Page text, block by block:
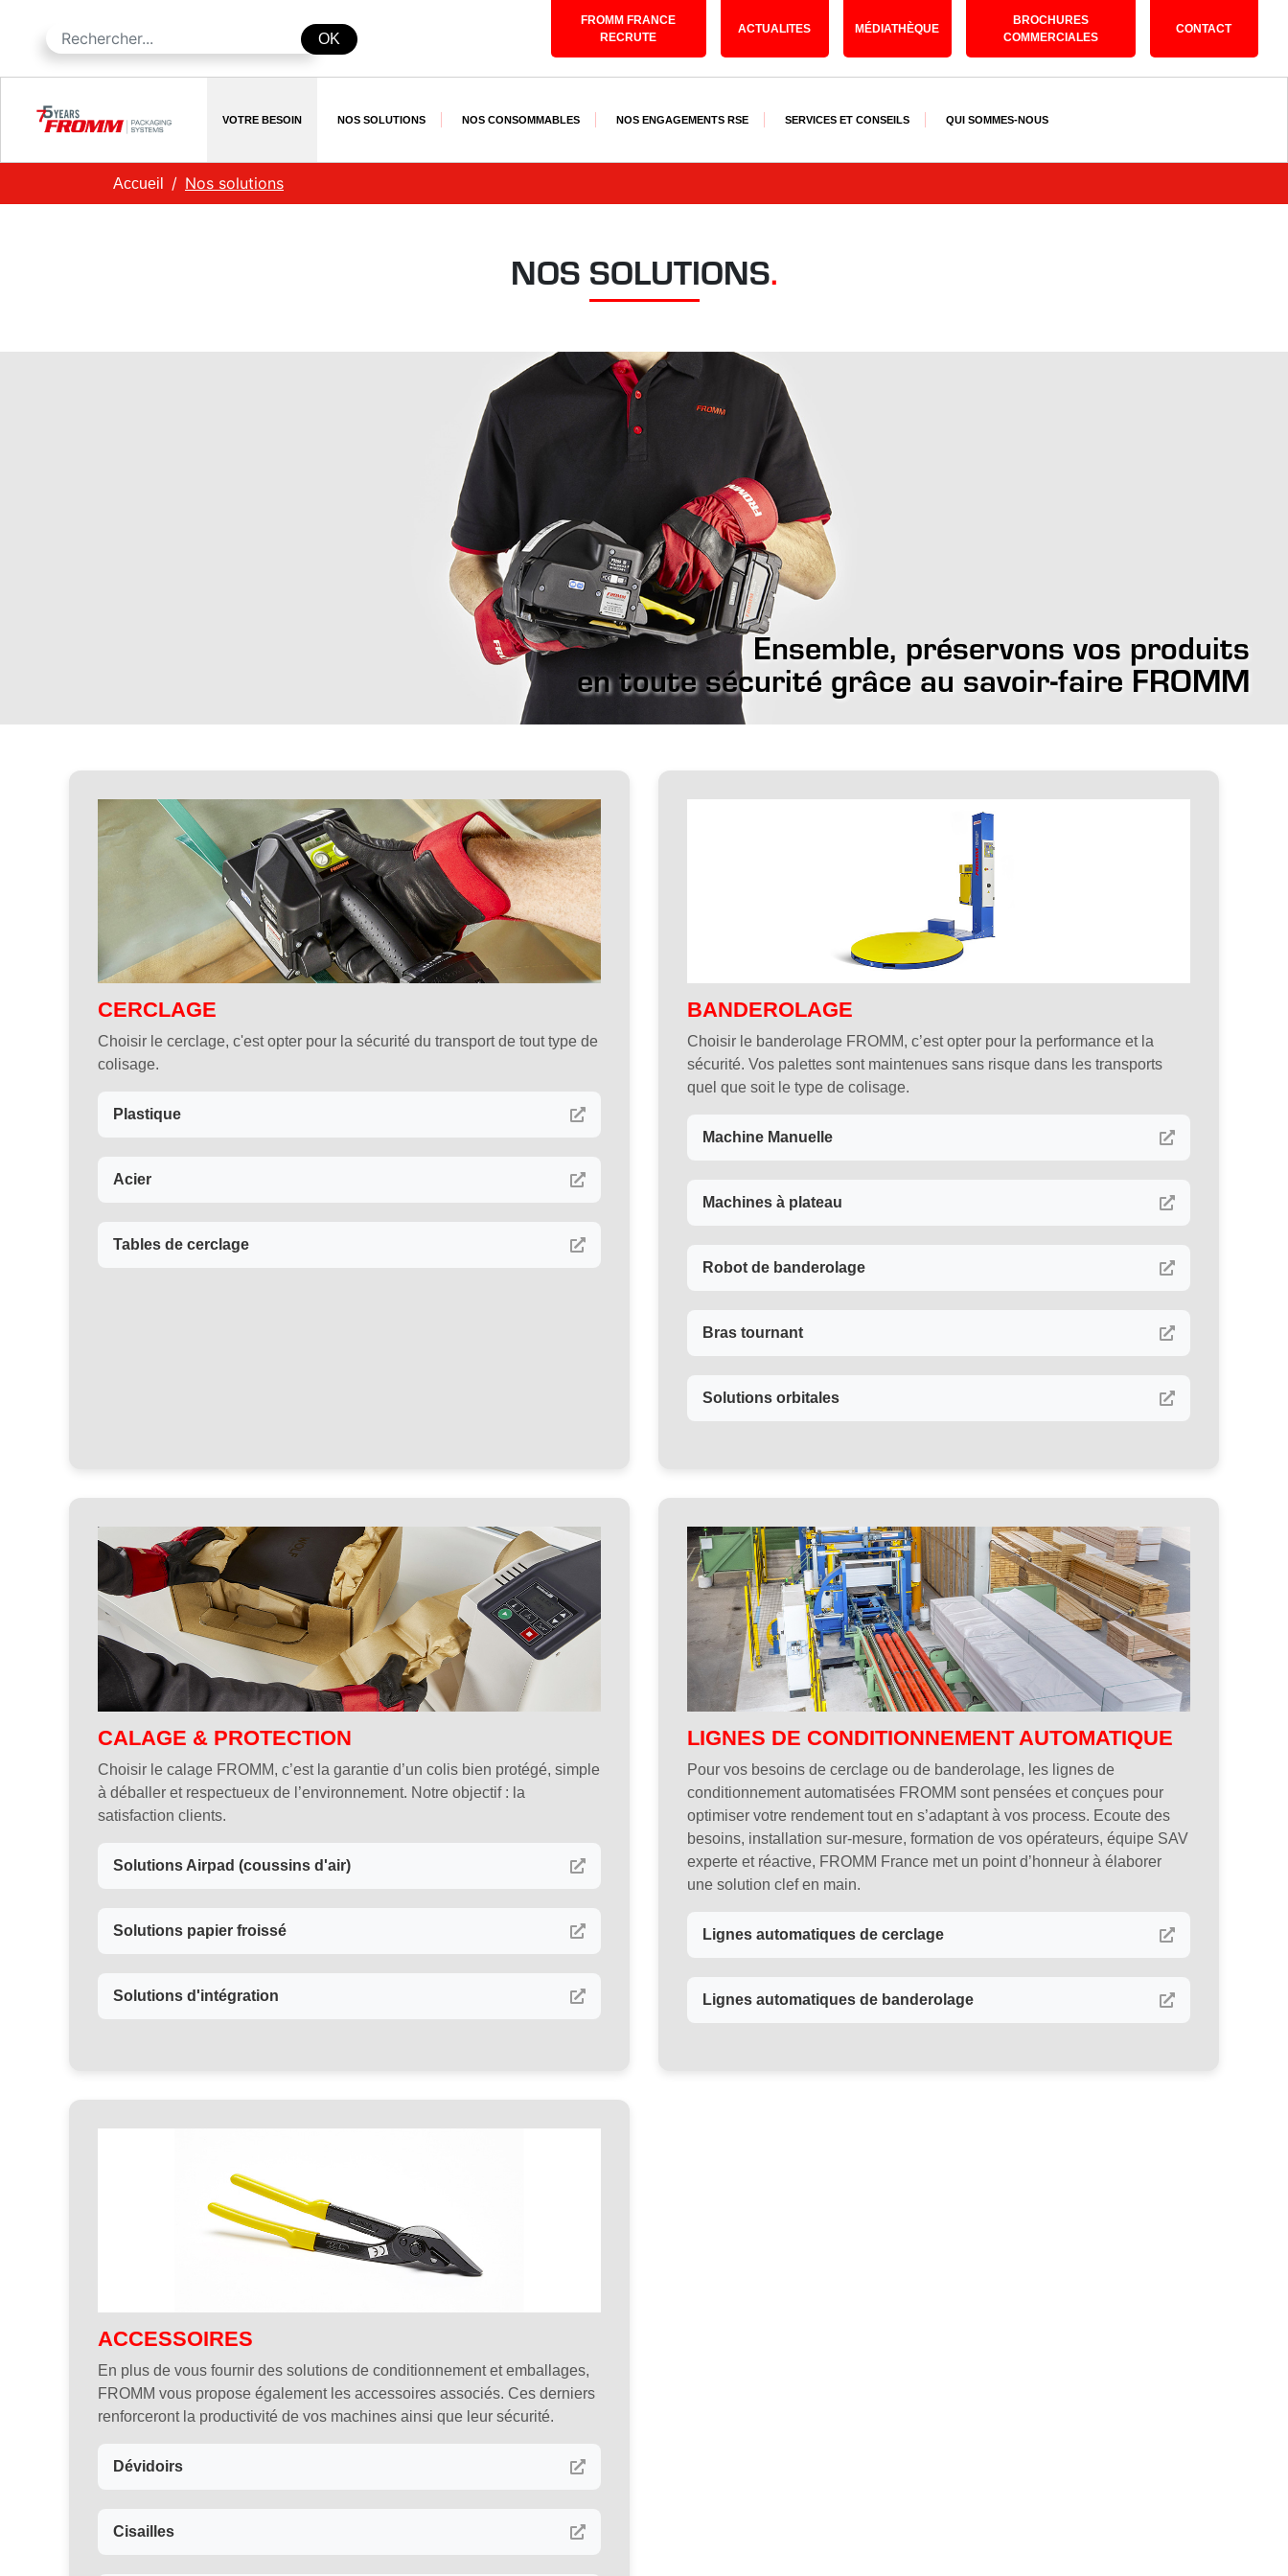
OK
FROMM FRANCE
RECRUTE
ACTUALITES MÉDIATHÈQUE
BROCHURES
COMMERCIALES
CONTACT
VOTRE BESOIN NOS SOLUTIONS NOS CONSOMMABLES NOS ENGAGEMENTS RSE SERVICES ET CONSEILS QUI SOMMES-NOUS
Accueil Nos solutions
NOS SOLUTIONS.
Ensemble, préservons vos produits
en toute sécurité grâce au savoir-faire FROMM
CERCLAGE
Choisir le cerclage, c'est opter pour la sécurité du transport de tout type de
colisage.
Plastique
Acier
Tables de cerclage
BANDEROLAGE
Choisir le banderolage FROMM, c’est opter pour la performance et la
sécurité. Vos palettes sont maintenues sans risque dans les transports
quel que soit le type de colisage.
Machine Manuelle
Machines à plateau
Robot de banderolage
Bras tournant
Solutions orbitales
CALAGE & PROTECTION
Choisir le calage FROMM, c’est la garantie d’un colis bien protégé, simple
à déballer et respectueux de l’environnement. Notre objectif : la
satisfaction clients.
Solutions Airpad (coussins d'air)
Solutions papier froissé
Solutions d'intégration
LIGNES DE CONDITIONNEMENT AUTOMATIQUE
Pour vos besoins de cerclage ou de banderolage, les lignes de
conditionnement automatisées FROMM sont pensées et conçues pour
optimiser votre rendement tout en s’adaptant à vos process. Ecoute des
besoins, installation sur-mesure, formation de vos opérateurs, équipe SAV
experte et réactive, FROMM France met un point d’honneur à élaborer
une solution clef en main.
Lignes automatiques de cerclage
Lignes automatiques de banderolage
ACCESSOIRES
En plus de vous fournir des solutions de conditionnement et emballages,
FROMM vous propose également les accessoires associés. Ces derniers
renforceront la productivité de vos machines ainsi que leur sécurité.
Dévidoirs
Cisailles